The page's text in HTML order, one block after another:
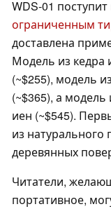
WDS-01
ограниченным
доставлена
Модель из кедра
(~$255), модель
(~$365), а модель
иен (~$545).
из натурального
деревянных
Читатели,
портативное,